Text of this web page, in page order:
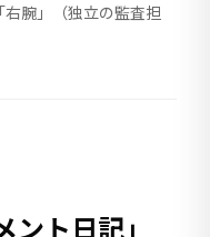
腕」（独立の監査担
ト日記」